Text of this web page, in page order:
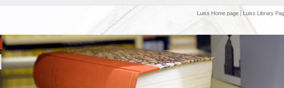
Luiss Home page Luiss Library